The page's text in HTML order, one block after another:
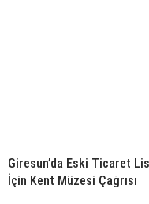
Giresun’da Eski Ticaret
İçin Kent Müzesi Çağrısı